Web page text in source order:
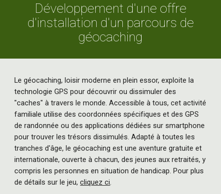
Développement d'une offre
d'installation d'un parcours de
géocaching
Le géocaching, loisir moderne en plein essor, exploite la
technologie GPS pour découvrir ou dissimuler des
"caches" à travers le monde. Accessible à tous, cet activité
familiale utilise des coordonnées spécifiques et des GPS
de randonnée ou des applications dédiées sur smartphone
pour trouver les trésors dissimulés. Adapté à toutes les
tranches d'âge, le géocaching est une aventure gratuite et
internationale, ouverte à chacun, des jeunes aux retraités, y
compris les personnes en situation de handicap. Pour plus
de détails sur le jeu,cliquez ci.